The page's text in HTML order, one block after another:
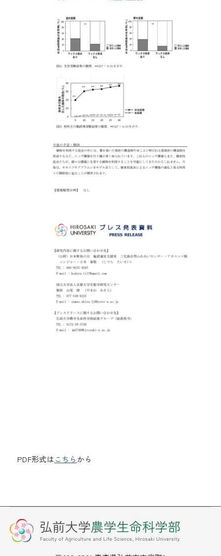
PDF形式はこちら から